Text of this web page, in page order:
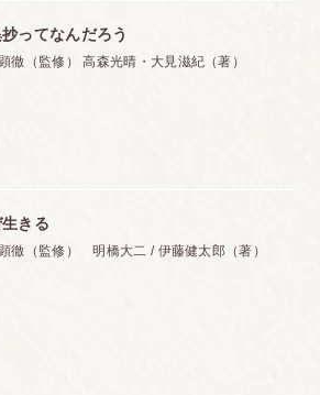
ってなんだろう
徹（監修） 高森光晴・大見滋紀（著）
きる
徹（監修） 明橋大二 / 伊藤健太郎（著）